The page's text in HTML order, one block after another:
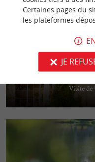
Visite
Certaines pages du
les plateformes
JE